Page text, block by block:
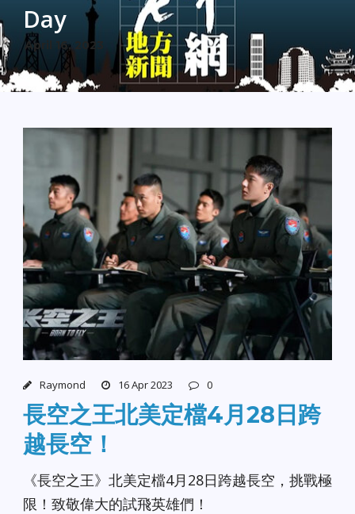
Day
April 16, 2023
Raymond 16 Apr 2023 0
長空之王北美定檔4月28日跨
越長空！
《長空之王》北美定檔4月28日跨越長空，挑戰極
限！致敬偉大的試飛英雄們！